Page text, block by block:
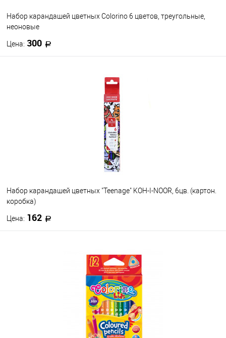
Набор карандашей цветных Colorino 6 цветов, треугольные,
неоновые
Цена: 300
Набор карандашей цветных "Teenage" KOH-I-NOOR, 6цв. (картон.
коробка)
Цена: 162
В наличии